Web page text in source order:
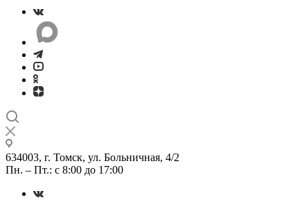
634003, г. Томск, ул. Больничная, 4/2
Пн. – Пт.: с 8:00 до 17:00